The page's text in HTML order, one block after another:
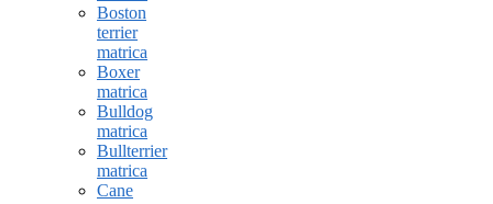
Boston
terrier
matrica
Boxer
matrica
Bulldog
matrica
Bullterrier
matrica
Cane